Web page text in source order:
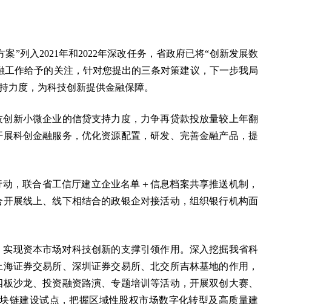
”列入2021年和2022年深改任务，省政府已将“创新发展数
作给予的关注，针对您提出的三条对策建议，下一步我局
度，为科技创新提供金融保障。
新小微企业的信贷支持力度，力争再贷款投放量较上年翻
科创金融服务，优化资源配置，研发、完善金融产品，提
，联合省工信厅建立企业名单＋信息档案共享推送机制，
展线上、线下相结合的政银企对接活动，组织银行机构面
现资本市场对科技创新的支撑引领作用。深入挖掘我省科
证券交易所、深圳证券交易所、北交所吉林基地的作用，
沙龙、投资融资路演、专题培训等活动，开展双创大赛、
链建设试点，把握区域性股权市场数字化转型及高质量建